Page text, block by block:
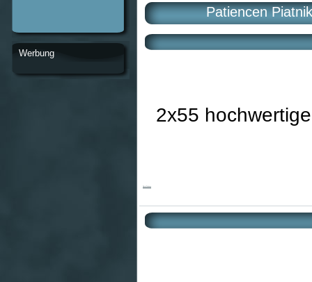
Patiencen
2x55
Werbung